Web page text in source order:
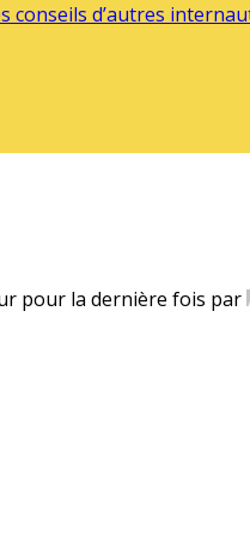
conseils d’autres
pour la dernière fois par